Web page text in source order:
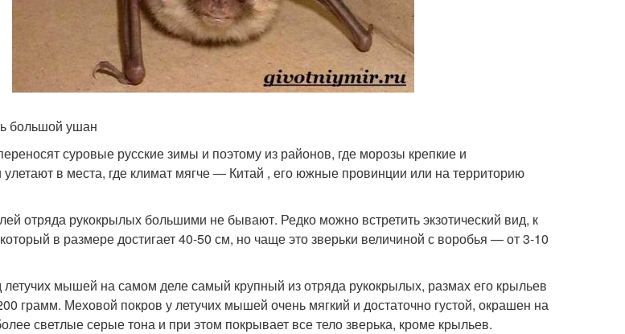
большой ушан
суровые русские зимы и поэтому из районов, где морозы крепкие и
в места, где климат мягче — Китай , его южные провинции или на территорию
отряда рукокрылых большими не бывают. Редко можно встретить экзотический вид, к
в размере достигает 40-50 см, но чаще это зверьки величиной с воробья — от 3-10
летучих мышей на самом деле самый крупный из отряда рукокрылых, размах его крыльев
грамм. Меховой покров у летучих мышей очень мягкий и достаточно густой, окрашен на
светлые серые тона и при этом покрывает все тело зверька, кроме крыльев.